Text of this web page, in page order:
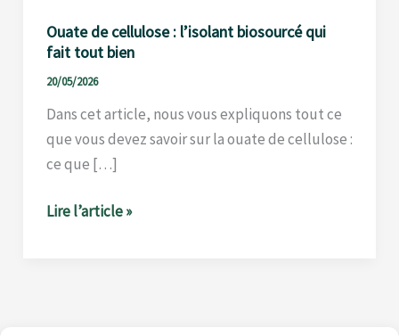
Ouate de cellulose : l’isolant biosourcé qui
fait tout bien
20/05/2026
Dans cet article, nous vous expliquons tout ce
que vous devez savoir sur la ouate de cellulose :
ce que […]
Lire l’article »